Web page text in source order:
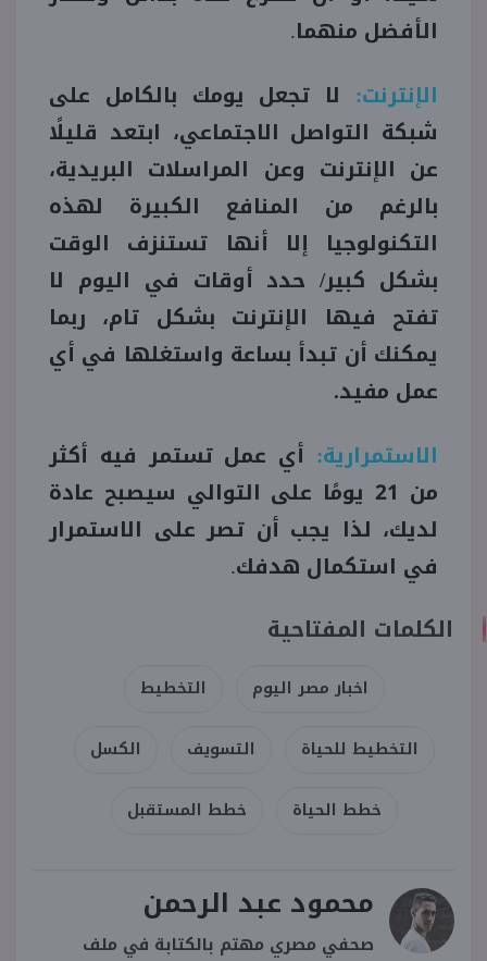
الأفضل منهما.
الإنترنت: لا تجعل يومك بالكامل على
شبكة التواصل الاجتماعي، ابتعد قليلًا
عن الإنترنت وعن المراسلات البريدية،
بالرغم من المنافع الكبيرة لهذه
التكنولوجيا إلا أنها تستنزف الوقت
بشكل كبير/ حدد أوقات في اليوم لا
تفتح فيها الإنترنت بشكل تام، ربما
يمكنك أن تبدأ بساعة واستغلها في أي
عمل مفيد.
الاستمرارية: أي عمل تستمر فيه أكثر
من 21 يومًا على التوالي سيصبح عادة
لديك، لذا يجب أن تصر على الاستمرار
في استكمال هدفك.
الكلمات المفتاحية
اخبار مصر اليوم التخطيط
التخطيط للحياة التسويف الكسل
خطط الحياة خطط المستقبل
محمود عبد الرحمن
صحفي مصري مهتم بالكتابة في ملف